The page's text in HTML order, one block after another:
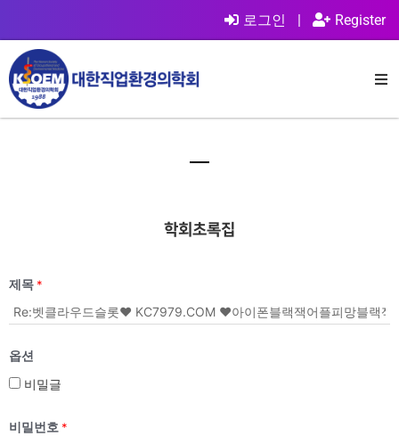
로그인 | Register
학회초록집
제목 *
옵션
비밀글
비밀번호 *